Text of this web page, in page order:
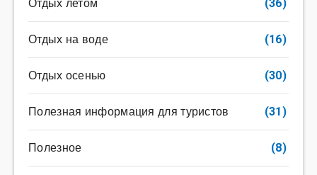
(36)
Отдых на воде (16)
Отдых осенью (30)
Полезная информация для туристов (31)
Полезное (8)